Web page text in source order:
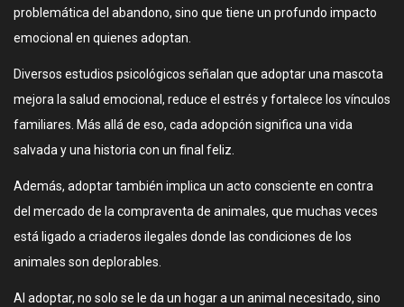
problemática del abandono, sino que tiene un profundo impacto
emocional en quienes adoptan.
Diversos estudios psicológicos señalan que adoptar una mascota
mejora la salud emocional, reduce el estrés y fortalece los vínculos
familiares. Más allá de eso, cada adopción significa una vida
salvada y una historia con un final feliz.
Además, adoptar también implica un acto consciente en contra
del mercado de la compraventa de animales, que muchas veces
está ligado a criaderos ilegales donde las condiciones de los
animales son deplorables.
Al adoptar, no solo se le da un hogar a un animal necesitado, sino